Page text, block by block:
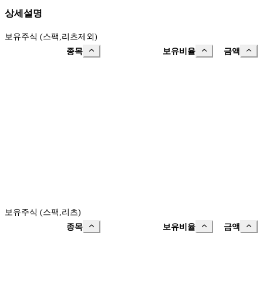
상세설명
보유주식 (스팩,리츠제외)
종목
보유비율 금액
보유주식 (스팩,리츠)
종목
보유비율 금액